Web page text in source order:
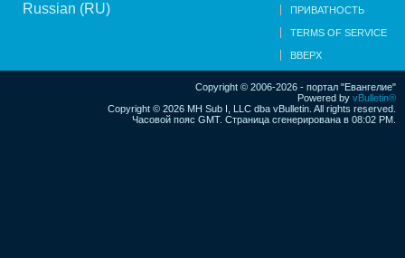
Russian (RU) ПРИВАТНОСТЬ
TERMS OF SERVICE
ВВЕРХ
Copyright © 2006-2026 - портал "Евангелие"
Powered by vBulletin®
Copyright © 2026 MH Sub I, LLC dba vBulletin. All rights reserved.
Часовой пояс GMT. Страница сгенерирована в 08:02 PM.